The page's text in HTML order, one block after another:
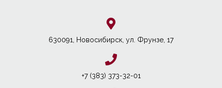
630091, Новосибирcк, ул. Фрунзе, 17
+7 (383) 373-32-01